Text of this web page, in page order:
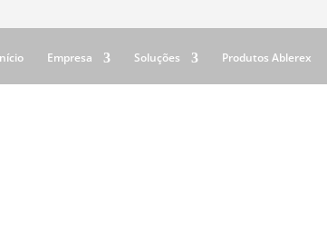
Empresa Soluções Produtos Ablerex